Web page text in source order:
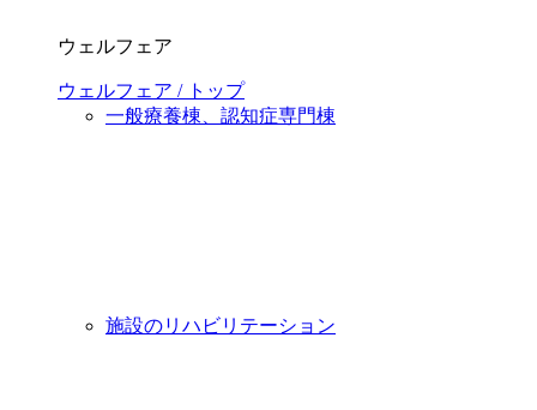
ウェルフェア
ウェルフェア / トップ
一般療養棟、認知症専門棟
施設のリハビリテーション